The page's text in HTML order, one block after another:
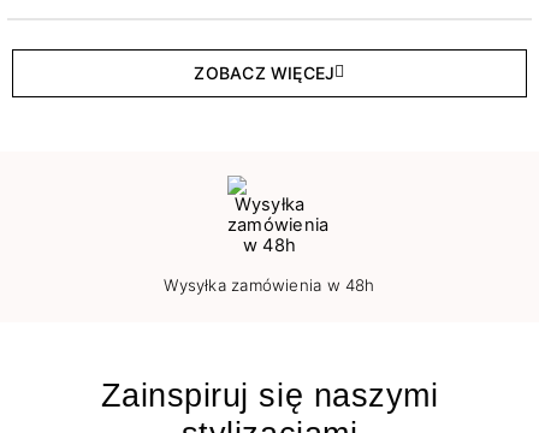
ZOBACZ WIĘCEJ
Wysyłka zamówienia w 48h
Zainspiruj się naszymi